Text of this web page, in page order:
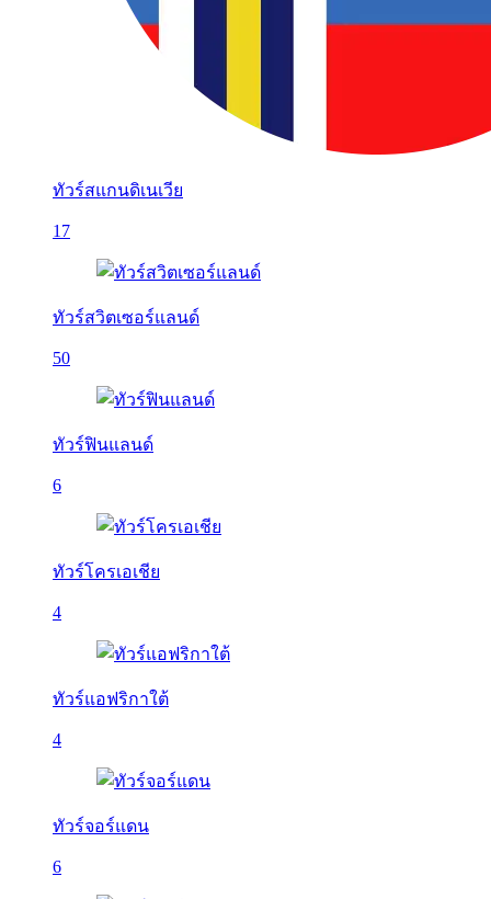
ทัวร์สแกนดิเนเวีย
17
ทัวร์สวิตเซอร์แลนด์
50
ทัวร์ฟินแลนด์
6
ทัวร์โครเอเชีย
4
ทัวร์แอฟริกาใต้
4
ทัวร์จอร์แดน
6